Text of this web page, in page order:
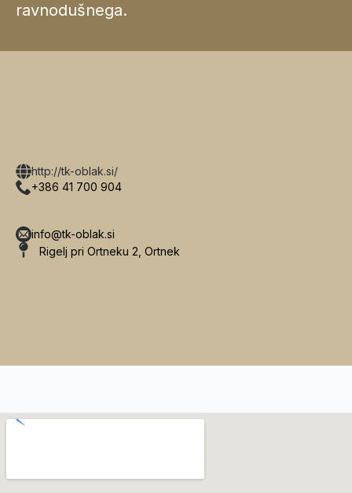
ravnodušnega.
http://tk-oblak.si/
+386 41 700 904
info@tk-oblak.si
Rigelj pri Ortneku 2, Ortnek